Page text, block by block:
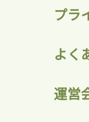
会員登録
プラ
よく
運営